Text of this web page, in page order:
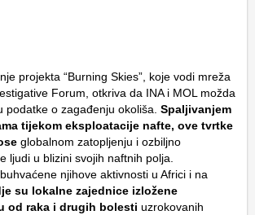
projekta “Burning Skies”, koje vodi mreža
Forum, otkriva da INA i MOL možda
podatke o zagađenju okoliša. Spaljivanjem
tijekom eksploatacije nafte, ove tvrtke
globalnom zatopljenju i ozbiljno
ljudi u blizini svojih naftnih polja.
njihove aktivnosti u Africi i na
su lokalne zajednice izložene
od raka i drugih bolesti uzrokovanih